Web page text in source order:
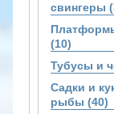
свингеры
(10)
Тубусы и
Садки и
рыбы (40)